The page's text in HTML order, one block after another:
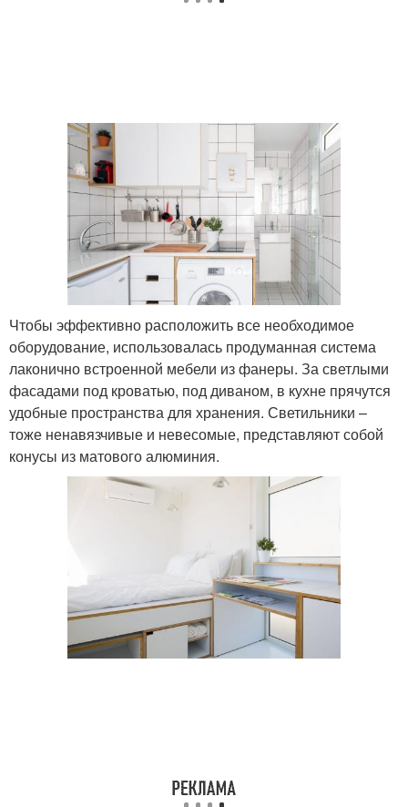
Чтобы эффективно расположить все необходимое
оборудование, использовалась продуманная система
лаконично встроенной мебели из фанеры. За светлыми
фасадами под кроватью, под диваном, в кухне прячутся
удобные пространства для хранения. Светильники –
тоже ненавязчивые и невесомые, представляют собой
конусы из матового алюминия.